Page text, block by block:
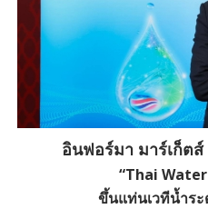
อินฟอร์มา มาร์เก็ต
“Thai Water
ขึ้นแท่นเวทีน้ำร